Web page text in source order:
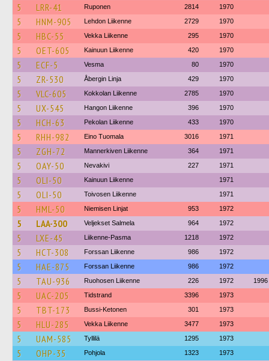
5 LRR-41 Ruponen 2814 1970
5 HNM-905 Lehdon Liikenne 2729 1970
5 HBC-55 Vekka Liikenne 295 1970
5 OET-605 Kainuun Liikenne 420 1970
5 ECF-5 Vesma 80 1970
5 ZR-530 Åbergin Linja 429 1970
5 VLC-605 Kokkolan Liikenne 2785 1970
5 UX-545 Hangon Liikenne 396 1970
5 HCH-63 Pekolan Liikenne 433 1970
5 RHH-982 Eino Tuomala 3016 1971
5 ZGH-72 Mannerkiven Liikenne 364 1971
5 OAY-50 Nevakivi 227 1971
5 OLI-50 Kainuun Liikenne 1971
5 OLI-50 Toivosen Liikenne 1971
5 HML-50 Niemisen Linjat 953 1972
5 LAA-300 Veljekset Salmela 964 1972
5 LXE-45 Liikenne-Pasma 1218 1972
5 HCT-308 Forssan Liikenne 986 1972
5 HAE-875 Forssan Liikenne 986 1972
5 TAU-936 Ruohosen Liikenne 226 1972 1996
5 UAC-205 Tidstrand 3396 1973
5 TBT-173 Bussi-Ketonen 301 1973
5 HLU-285 Vekka Liikenne 3477 1973
5 UAM-585 Tyllilä 1295 1973
5 OHP-35 Pohjola 1323 1973